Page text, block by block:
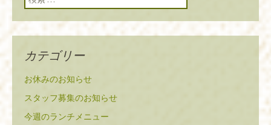
カテゴリー
お休みのお知らせ
スタッフ募集のお知らせ
今週のランチメニュー